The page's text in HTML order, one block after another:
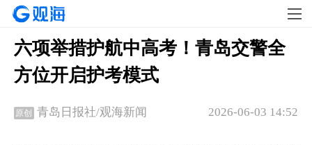
六项举措护航中高考！青岛交警全
方位开启护考模式
原创 2026-06-03 14:52
青岛日报社/观海新闻